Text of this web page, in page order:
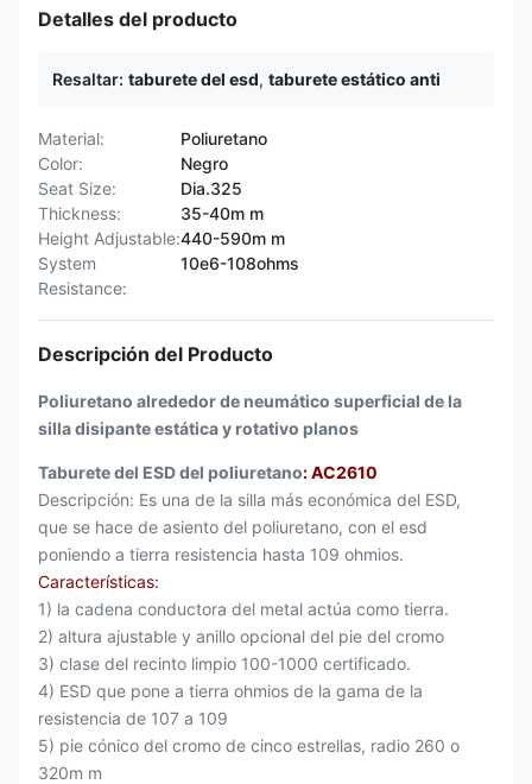
Detalles del producto
Resaltar: taburete del esd, taburete estático anti
Material:
Poliuretano
Color:
Negro
Seat Size:
Dia.325
Thickness:
35-40m m
Height Adjustable:440-590m m
System
Resistance:
10e6-108ohms
Descripción del Producto
Poliuretano alrededor de neumático superficial de la
silla disipante estática y rotativo planos
Taburete del ESD del poliuretano: AC2610
Descripción: Es una de la silla más económica del ESD,
que se hace de asiento del poliuretano, con el esd
poniendo a tierra resistencia hasta 109 ohmios.
Características:
1) la cadena conductora del metal actúa como tierra.
2) altura ajustable y anillo opcional del pie del cromo
3) clase del recinto limpio 100-1000 certificado.
4) ESD que pone a tierra ohmios de la gama de la
resistencia de 107 a 109
5) pie cónico del cromo de cinco estrellas, radio 260 o
320m m